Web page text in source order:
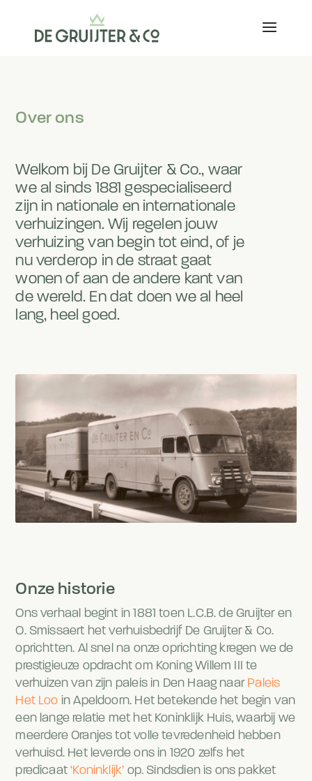
Over ons
Welkom bij De Gruijter & Co., waar
we al sinds 1881 gespecialiseerd
zijn in nationale en internationale
verhuizingen. Wij regelen jouw
verhuizing van begin tot eind, of je
nu verderop in de straat gaat
wonen of aan de andere kant van
de wereld. En dat doen we al heel
lang, heel goed.
Onze historie
Ons verhaal begint in 1881 toen L.C.B. de Gruijter en
O. Smissaert het verhuisbedrijf De Gruijter & Co.
oprichtten. Al snel na onze oprichting kregen we de
prestigieuze opdracht om Koning Willem III te
verhuizen van zijn paleis in Den Haag naar Paleis
Het Loo in Apeldoorn. Het betekende het begin van
een lange relatie met het Koninklijk Huis, waarbij we
meerdere Oranjes tot volle tevredenheid hebben
verhuisd. Het leverde ons in 1920 zelfs het
predicaat‘Koninklijk’ op. Sindsdien is ons pakket